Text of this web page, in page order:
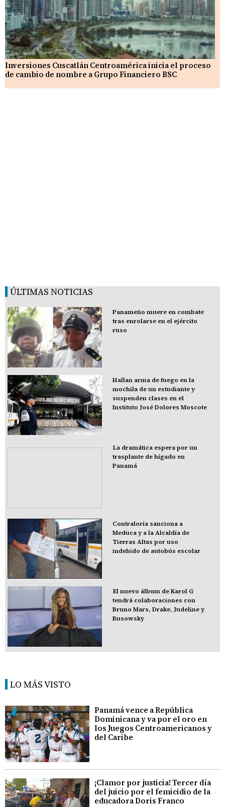
Inversiones Cuscatlán Centroamérica inicia el proceso
de cambio de nombre a Grupo Financiero BSC
ÚLTIMAS NOTICIAS
Panameño muere en combate
tras enrolarse en el ejército
ruso
Hallan arma de fuego en la
mochila de un estudiante y
suspenden clases en el
Instituto José Dolores Moscote
La dramática espera por un
trasplante de hígado en
Panamá
Contraloría sanciona a
Meduca y a la Alcaldía de
Tierras Altas por uso
indebido de autobús escolar
El nuevo álbum de Karol G
tendrá colaboraciones con
Bruno Mars, Drake, Judeline y
Rusowsky
LO MÁS VISTO
Panamá vence a República
Dominicana y va por el oro en
los Juegos Centroamericanos y
del Caribe
¡Clamor por justicia! Tercer día
del juicio por el femicidio de la
educadora Doris Franco